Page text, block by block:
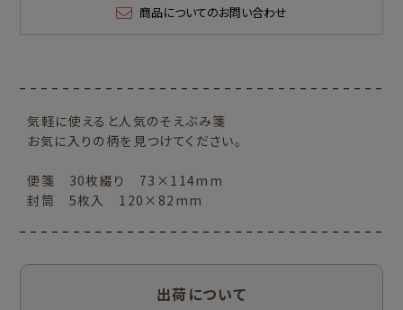
商品についてのお問い合わせ
気軽に使えると人気のそえぶみ箋
お気に入りの柄を見つけてください。
便箋 30枚綴り 73×114mm
封筒 5枚入 120×82mm
出荷について